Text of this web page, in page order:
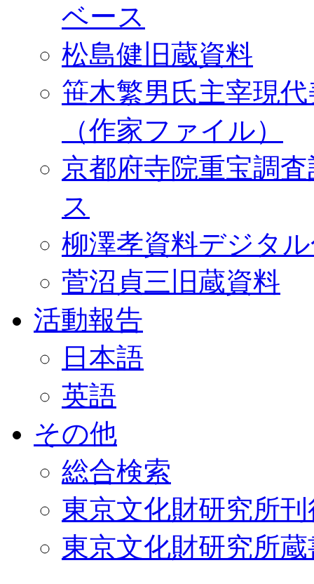
ベース
松島健旧蔵資料
笹木繁男氏主宰現
（作家ファイル）
京都府寺院重宝調
ス
柳澤孝資料デジタ
菅沼貞三旧蔵資料
活動報告
日本語
英語
その他
総合検索
東京文化財研究所
東京文化財研究所